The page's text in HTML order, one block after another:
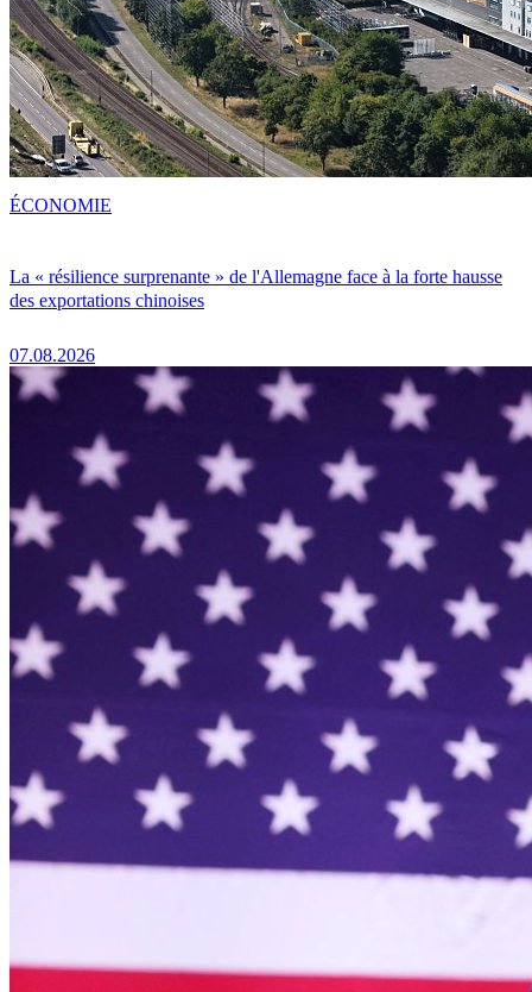
La « résilience surprenante » de l'Allemagne face à la forte hausse
des exportations chinoises
07.08.2026
ÉCONOMIE